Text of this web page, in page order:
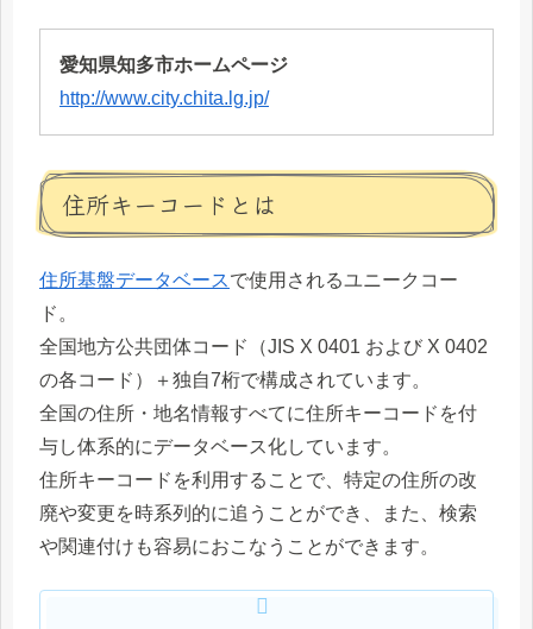
愛知県知多市ホームページ
http://www.city.chita.lg.jp/
住所キーコードとは
住所基盤データベースで使用されるユニークコー
ド。
全国地方公共団体コード（JIS X 0401 および X 0402
の各コード）＋独自7桁で構成されています。
全国の住所・地名情報すべてに住所キーコードを付
与し体系的にデータベース化しています。
住所キーコードを利用することで、特定の住所の改
廃や変更を時系列的に追うことができ、また、検索
や関連付けも容易におこなうことができます。